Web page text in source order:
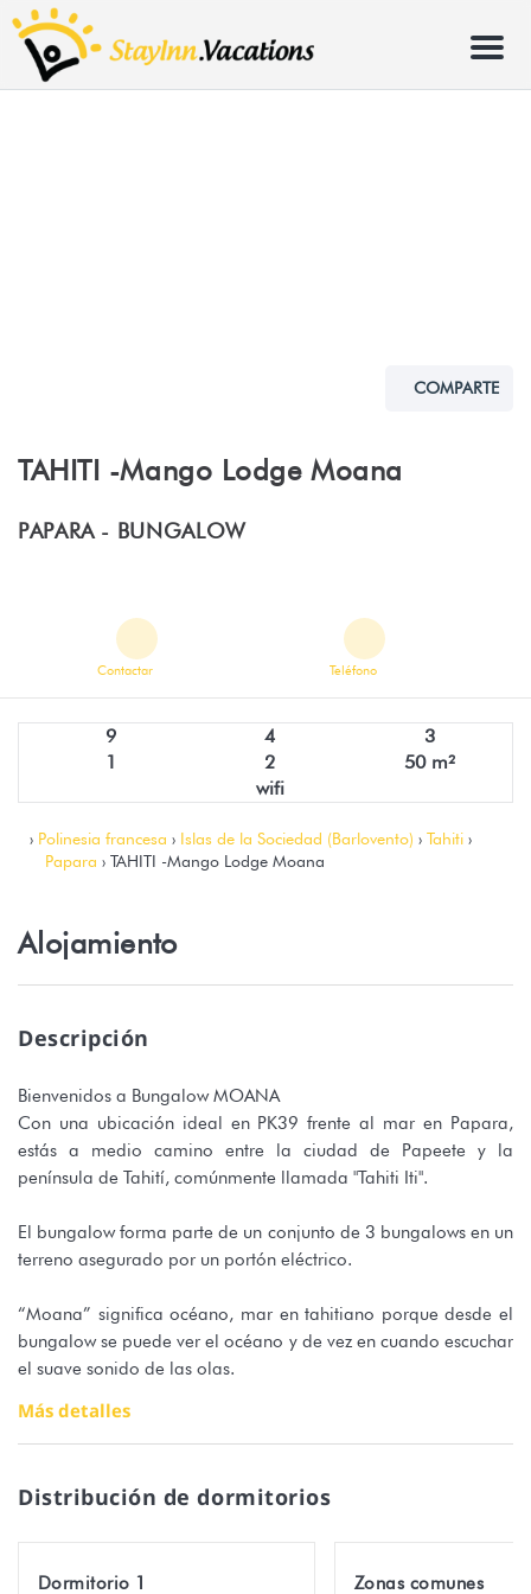
Menu
COMPARTE
TAHITI -Mango Lodge Moana
PAPARA - BUNGALOW
Contactar Teléfono
9 4
3
1
2
50 m²
wifi
› Polinesia francesa › Islas de la Sociedad (Barlovento) › Tahiti ›
Papara › TAHITI -Mango Lodge Moana
Alojamiento
Descripción
Bienvenidos a Bungalow MOANA
Con una ubicación ideal en PK39 frente al mar en Papara,
estás a medio camino entre la ciudad de Papeete y la
península de Tahití, comúnmente llamada "Tahiti Iti".
El bungalow forma parte de un conjunto de 3 bungalows en un
terreno asegurado por un portón eléctrico.
“Moana” significa océano, mar en tahitiano porque desde el
bungalow se puede ver el océano y de vez en cuando escuchar
el suave sonido de las olas.
Ideal para una estancia en Papara, en la magnífica costa
oeste de TAHITI. Ubicado en un terreno compartido con otros
tranquilidad, al tiempo que se beneficia de su proximidad a la
El interior del bungalow ha sido cuidadosamente diseñado
Más detalles
Distribución de dormitorios
Dormitorio 1
Zonas comunes